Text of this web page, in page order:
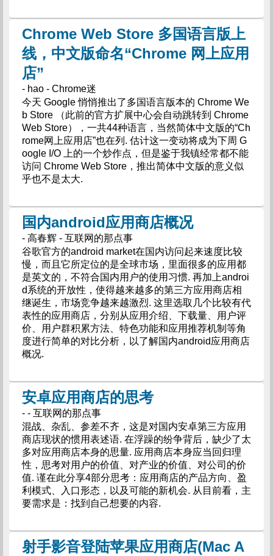
Chrome Web Store 多国语言版上
线，中文版命名“Chrome 网上应用
店”
- hao - Chrome迷
今天 Google 悄悄推出了多国语言版本的 Chrome We
b Store （此前的官方扩展中心会自动跳转到 Chrome
Web Store），一共44种语言，当然简体中文版的“Ch
rome网上应用店”也在列. 估计这一变动将成为下周 G
oogle I/O 上的一个炒作点，但是鉴于我镇经常都不能
访问 Chrome Web Store，推出简体中文版的意义似
乎也不是太大.
国内android应用商店概况
- 高春辉 - 互联网的那点事
谷歌官方的android market在国内访问起来速度比较
慢，而且它所定位的是全球市场，里面很多的应用都
是英文的，不符合国内用户的使用习惯. 再加上androi
d系统的开放性，使得越来越多的第三方应用商店相
继诞生，市场竞争越来越激烈. 这里选取几个比较有代
表性的应用商店，分别从应用介绍、下载量、用户评
价、用户群积累方法、特色功能和应用推荐机制等角
度进行简单的对比分析，以了解国内android应用商店
概况.
安卓应用商店的思考
- - 互联网的那点事
混战、杂乱、参差不齐，这是对国内安卓第三方应用
商店现状的惯用表述语. 在浮躁的纷争背后，缺少了太
多对应用商店本身的思量. 应用商店本身应当回归理
性，思考对用户的价值、对产业的价值、对公司的价
值. 谨在此分享4部分思考：应用商店的产品方向、盈
利模式、入口形态，以及可能的新机会. 从目前看，主
要需求是：找到自己想要的内容.
射手影音登陆苹果应用商店(Mac A